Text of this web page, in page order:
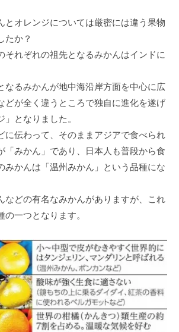
とオレンジについては厳密には違う果物
たか？
それぞれの祖先となるみかんはインドに
なるみかんが地中海沿岸方面を中心に広
どが全く違うところで独自に進化を遂げ
となりました。
に伝わって、そのままアジアで食べられ
「みかん」であり、日本人も普段から食
みかんは「温州みかん」という品種にな
などの有名なみかんがありますが、これ
の一つとなります。